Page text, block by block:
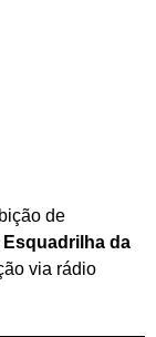
de
Esquadrilha da
via rádio